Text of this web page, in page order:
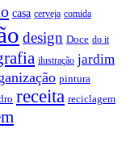
casa cerveja comida
design Doce do it
ilustração jardim
pintura
receita reciclagem